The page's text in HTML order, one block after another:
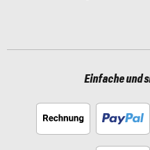
Einfache und